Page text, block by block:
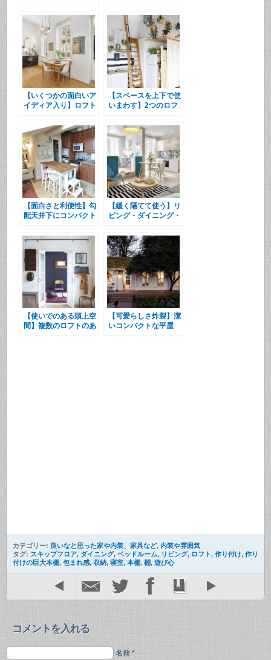
ダイニング・キッチン
上のリラックスエリア
【いくつかの面白いア
イディア入り】ロフト
ビング・ダイニング・
キッチン
【スペースを上下で使
いまわす】2つのロフ
イニング・キッチン
【面白さと利便性】勾
配天井下にコンパクト
込まれたロフトのリビ
ング・ダイニング・キ
ッチン
【緩く隔てて使う】リ
ビング・ダイニング・
エリアとサンルーム
【使いでのある頭上空
間】複数のロフトのあ
【可愛らしさ炸裂】潔
いコンパクトな平屋
カテゴリー: 良いなと思った家や内装、家具など, 内装や雰囲気
タグ: スキップフロア, ダイニング, ベッドルーム, リビング, ロフト, 作り付け, 作り
付けの巨大本棚, 包まれ感, 収納, 寝室, 本棚, 棚, 遊び心
コメントを入れる
名前 *